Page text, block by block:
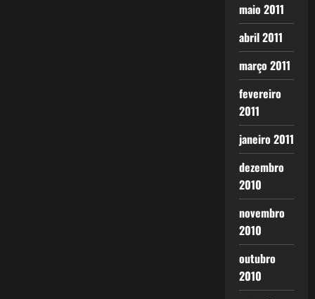
maio 2011
abril 2011
março 2011
fevereiro
2011
janeiro 2011
dezembro
2010
novembro
2010
outubro
2010